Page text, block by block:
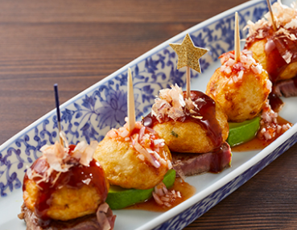
りぶし かつおパック 煮干 粉末 だしの素